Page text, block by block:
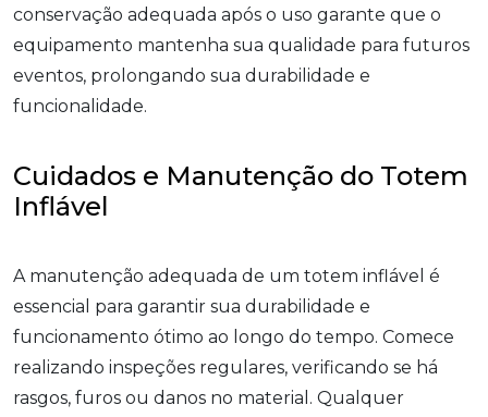
conservação adequada após o uso garante que o
equipamento mantenha sua qualidade para futuros
eventos, prolongando sua durabilidade e
funcionalidade.
Cuidados e Manutenção do Totem
Inflável
A manutenção adequada de um totem inflável é
essencial para garantir sua durabilidade e
funcionamento ótimo ao longo do tempo. Comece
realizando inspeções regulares, verificando se há
rasgos, furos ou danos no material. Qualquer